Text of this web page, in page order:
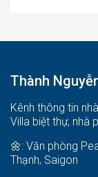
Thành
Kênh thông tin
Villa biệt thự, nhà
🌼: Văn phòng
Thạnh, Saigon